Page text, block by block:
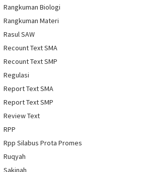
Rangkuman Biologi
Rangkuman Materi
Rasul SAW
Recount Text SMA
Recount Text SMP
Regulasi
Report Text SMA
Report Text SMP
Review Text
RPP
Rpp Silabus Prota Promes
Ruqyah
Sakinah